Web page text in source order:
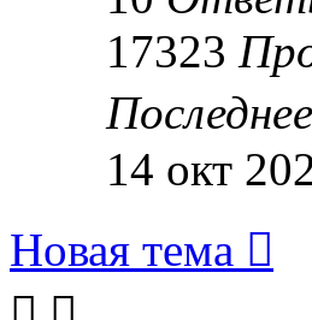
17323
14 окт
Новая тема